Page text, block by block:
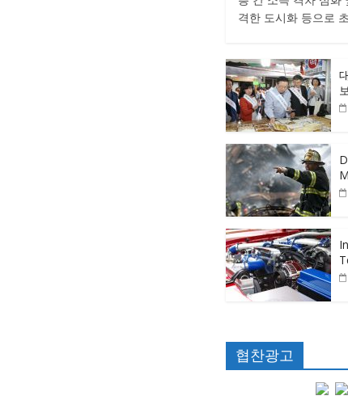
격한 도시화 등으로
협찬광고